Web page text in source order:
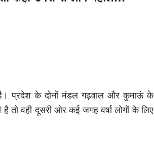
प्रदेश के दोनों मंडल गढ़वाल और कुमाऊं के
है तो वही दूसरी ओर कई जगह वर्षा लोगों के लिए